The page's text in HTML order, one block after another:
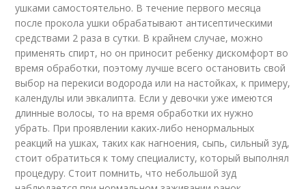
ушками самостоятельно. В течение первого месяца
после прокола ушки обрабатывают антисептическими
средствами 2 раза в сутки. В крайнем случае, можно
применять спирт, но он приносит ребенку дискомфорт во
время обработки, поэтому лучше всего остановить свой
выбор на перекиси водорода или на настойках, к примеру,
календулы или эвкалипта. Если у девочки уже имеются
длинные волосы, то на время обработки их нужно
убрать. При проявлении каких-либо ненормальных
реакций на ушках, таких как нагноения, сыпь, сильный зуд,
стоит обратиться к тому специалисту, который выполнял
процедуру. Стоит помнить, что небольшой зуд